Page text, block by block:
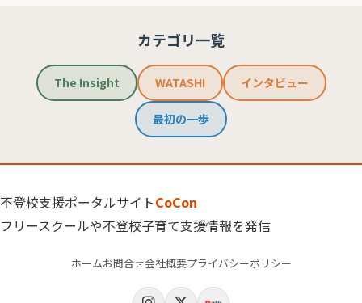
カテゴリ一覧
The Insight WATASHI インタビュー
最初の一歩
不登校支援ポータルサイトCoCon
フリースクールや不登校子育て支援情報を発信
ホームお問合せ会社概要プライバシーポリシー